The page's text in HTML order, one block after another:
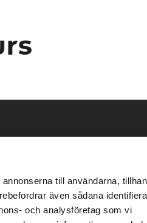
till användarna,
även sådana
och analysföretag som vi